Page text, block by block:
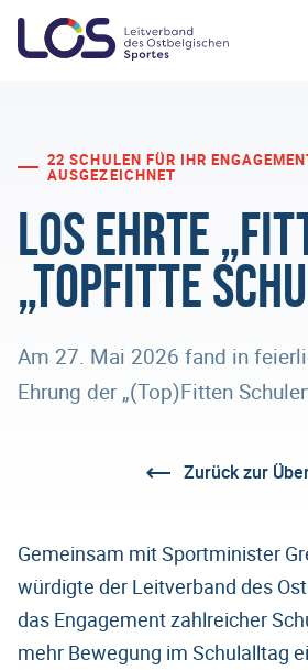
22 SCHULEN FÜR IHR
AUSGEZEICHNET
LOS ehrte
„Topfitte
Am 27. Mai 2026 fand in
Ehrung der „(Top)Fitten
Zurück zur
Gemeinsam mit Sportminister
würdigte der Leitverband des
das Engagement zahlreicher
mehr Bewegung im Schulalltag